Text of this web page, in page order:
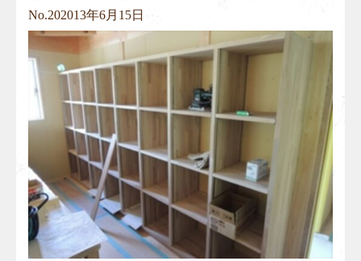
No.202013年6月15日